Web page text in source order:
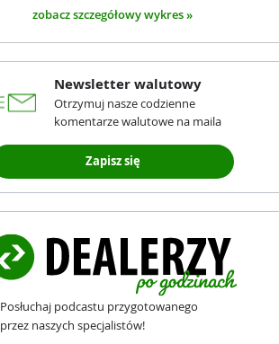
zobacz szczegółowy wykres »
Newsletter walutowy
Otrzymuj nasze codzienne
komentarze walutowe na maila
Zapisz się
Posłuchaj podcastu przygotowanego
przez naszych specjalistów!